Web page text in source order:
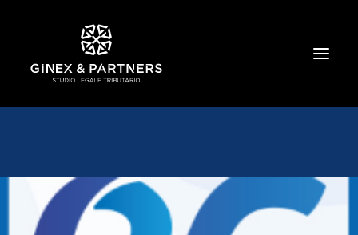
CHI SIAMO
TRIBUTARIO E PENALE TRIBUTARIO
GESTIONE E PROTEZIONE DEL PATRIMONIO